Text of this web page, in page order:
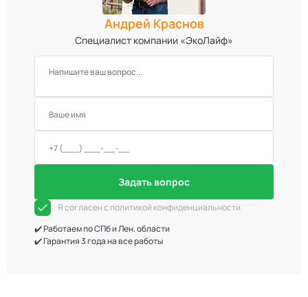
Андрей Краснов
Специалист компании «ЭкоЛайф»
Задать вопрос
Я согласен с политикой конфиденциальности
✔️ Работаем по СПб и Лен. области
✔️ Гарантия 3 года на все работы